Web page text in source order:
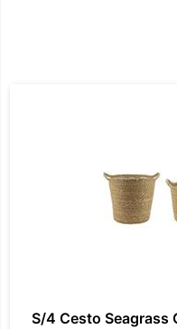
S/4 Cesto Seagrass